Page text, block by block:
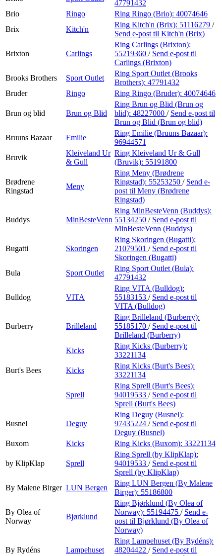
47791432
Brio
Ringo Ring Ringo (Brio): 40074646
Brix
Kitch'n
Ring Kitch'n (Brix): 51116279 /
Send e-post til Kitch'n (Brix)
Brixton Carlings
Ring Carlings (Brixton):
55219360 / Send e-post til
Carlings (Brixton)
Brooks Brothers
Sport Outlet
Ring Sport Outlet (Brooks
Brothers): 47791432
Bruder
Ringo Ring Ringo (Bruder): 40074646
Brun og blid Brun og Blid
Ring Brun og Blid (Brun og
blid): 48227000 / Send e-post til
Brun og Blid (Brun og blid)
Bruuns Bazaar
Emilie
Ring Emilie (Bruuns Bazaar):
96944571
Bruvik
Kleiveland Ur
& Gull
Ring Kleiveland Ur & Gull
(Bruvik): 55191800
Brødrene
Ringstad
Meny
Ring Meny (Brødrene
Ringstad): 55253250 / Send e-
post til Meny (Brødrene
Ringstad)
Buddys MinBesteVenn
Ring MinBesteVenn (Buddys):
55134250 / Send e-post til
MinBesteVenn (Buddys)
Bugatti Skoringen
Ring Skoringen (Bugatti):
21079501 / Send e-post til
Skoringen (Bugatti)
Bula
Sport Outlet
Ring Sport Outlet (Bula):
47791432
Bulldog VITA
Ring VITA (Bulldog):
55183153 / Send e-post til
VITA (Bulldog)
Burberry Brilleland
Ring Brilleland (Burberry):
55185170 / Send e-post til
Brilleland (Burberry)
Kicks
Ring Kicks (Burberry):
33221134
Burt's Bees
Kicks
Ring Kicks (Burt's Bees):
33221134
Sprell
Ring Sprell (Burt's Bees):
94019533 / Send e-post til
Sprell (Burt's Bees)
Busnel Deguy
Ring Deguy (Busnel):
97435224 / Send e-post til
Deguy (Busnel)
Buxom
Kicks Ring Kicks (Buxom): 33221134
by KlipKlap Sprell
Ring Sprell (by KlipKlap):
94019533 / Send e-post til
Sprell (by KlipKlap)
By Malene Birger LUN Bergen
Ring LUN Bergen (By Malene
Birger): 55186800
By Olea of
Norway
Bjørklund
Ring Bjørklund (By Olea of
Norway): 55194475 / Send e-
post til Bjørklund (By Olea of
Norway)
By Rydéns Lampehuset
Ring Lampehuset (By Rydéns):
48204422 / Send e-post til